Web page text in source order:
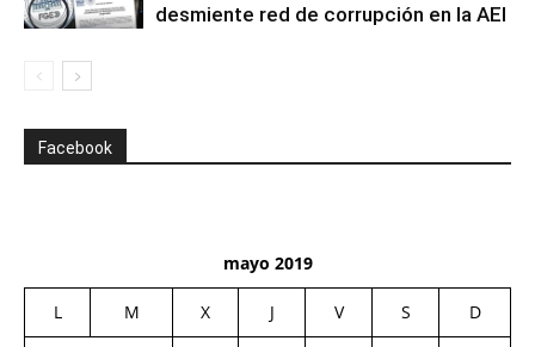
desmiente red de corrupción en la AEI
Facebook
mayo 2019
L M X J V S D